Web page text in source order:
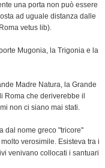
una porta non può essere
ad uguale distanza dalle
vetus lib).
Mugonia, la Trigonia e la
Madre Natura, la Grande
Roma che deriverebbe il
non ci siano mai stati.
dal nome greco "tricore"
verosimile. Esisteva tra i
venivano collocati i santuari